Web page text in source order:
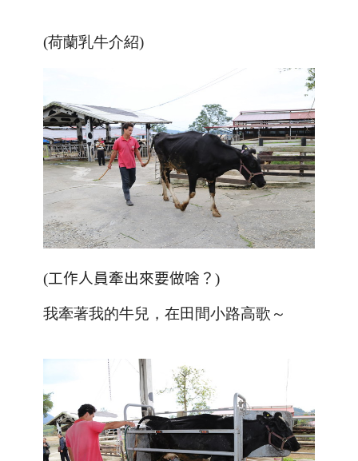
(荷蘭乳牛介紹)
(工作人員牽出來要做啥？ )
我牽著我的牛兒，在田間小路高歌～